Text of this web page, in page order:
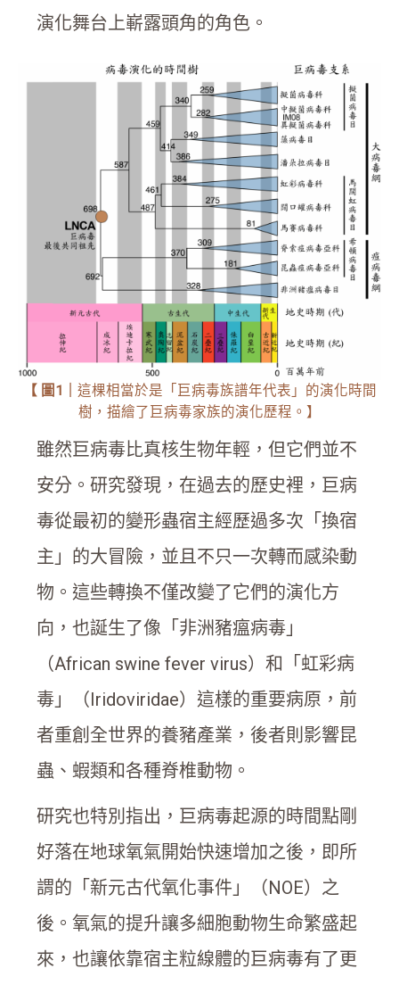
演化舞台上嶄露頭角的角色。
【 圖1
這棵相當於是「巨病毒族譜年代表」的演化時間
樹，描繪了巨病毒家族的演化歷程。】
雖然巨病毒比真核生物年輕，但它們並不
安分。研究發現，在過去的歷史裡，巨病
毒從最初的變形蟲宿主經歷過多次「換宿
主」的大冒險，並且不只一次轉而感染動
物。這些轉換不僅改變了它們的演化方
向，也誕生了像「非洲豬瘟病毒」
（African swine fever virus）和「虹彩病
毒」（Iridoviridae）這樣的重要病原，前
者重創全世界的養豬產業，後者則影響昆
蟲、蝦類和各種脊椎動物。
研究也特別指出，巨病毒起源的時間點剛
好落在地球氧氣開始快速增加之後，即所
謂的「新元古代氧化事件」（NOE）之
後。氧氣的提升讓多細胞動物生命繁盛起
來，也讓依靠宿主粒線體的巨病毒有了更